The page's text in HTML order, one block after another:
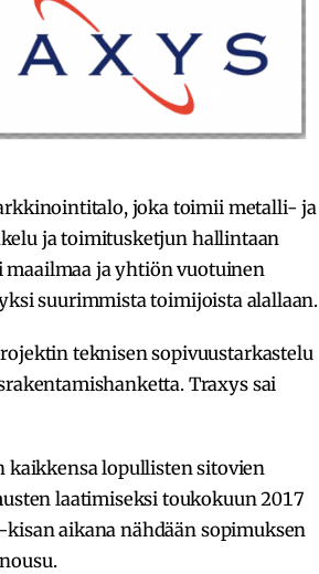
joka toimii metalli- ja
ja toimitusketjun hallintaan
ja yhtiön vuotuinen
suurimmista toimijoista alallaan.
teknisen sopivuustarkastelu
Traxys sai
kaikkensa lopullisten sitovien
laatimiseksi toukokuun 2017
aikana nähdään sopimuksen